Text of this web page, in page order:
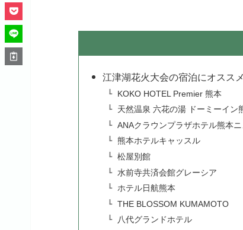
江津湖花火大会の宿泊にオスス
KOKO HOTEL Premier 熊本
天然温泉 六花の湯 ドーミーイン
ANAクラウンプラザホテル熊本
熊本ホテルキャッスル
松屋別館
水前寺共済会館グレーシア
ホテル日航熊本
THE BLOSSOM KUMAMOTO
八代グランドホテル